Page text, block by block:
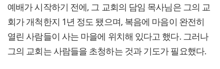
예배가 시작하기 전에, 그 교회의 담임 목사님은 그의 교
회가 개척한지 1년 정도 됐으며, 복음에 마음이 완전히
열린 사람들이 사는 마을에 위치해 있다고 했다. 그러나
그의 교회는 사람들을 초청하는 것과 기도가 필요했다.